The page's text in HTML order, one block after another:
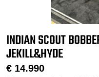
INDIAN SCOUT
JEKILL&HYDE
€ 14.990